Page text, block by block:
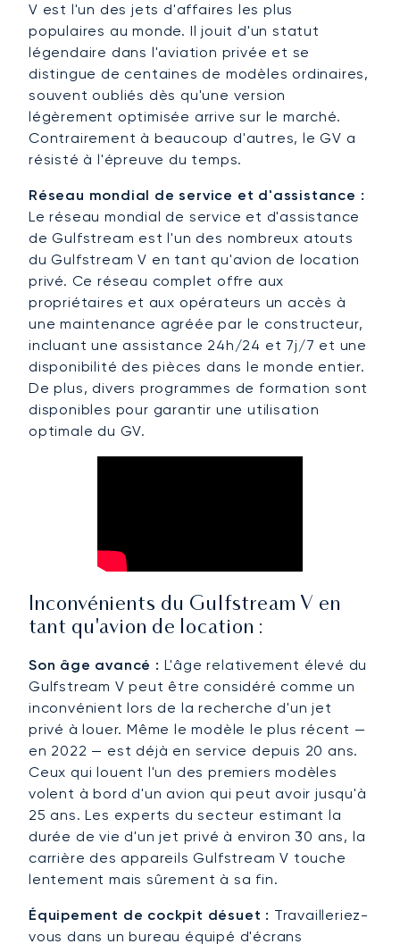
V est l'un des jets d'affaires les plus
populaires au monde. Il jouit d'un statut
légendaire dans l'aviation privée et se
distingue de centaines de modèles ordinaires,
souvent oubliés dès qu'une version
légèrement optimisée arrive sur le marché.
Contrairement à beaucoup d'autres, le GV a
résisté à l'épreuve du temps.
Réseau mondial de service et d'assistance :
Le réseau mondial de service et d'assistance
de Gulfstream est l'un des nombreux atouts
du Gulfstream V en tant qu'avion de location
privé. Ce réseau complet offre aux
propriétaires et aux opérateurs un accès à
une maintenance agréée par le constructeur,
incluant une assistance 24h/24 et 7j/7 et une
disponibilité des pièces dans le monde entier.
De plus, divers programmes de formation sont
disponibles pour garantir une utilisation
optimale du GV.
Inconvénients du Gulfstream V en
tant qu'avion de location :
Son âge avancé : L'âge relativement élevé du
Gulfstream V peut être considéré comme un
inconvénient lors de la recherche d'un jet
privé à louer. Même le modèle le plus récent —
en 2022 — est déjà en service depuis 20 ans.
Ceux qui louent l'un des premiers modèles
volent à bord d'un avion qui peut avoir jusqu'à
25 ans. Les experts du secteur estimant la
durée de vie d'un jet privé à environ 30 ans, la
carrière des appareils Gulfstream V touche
lentement mais sûrement à sa fin.
Équipement de cockpit désuet : Travailleriez-
vous dans un bureau équipé d'écrans